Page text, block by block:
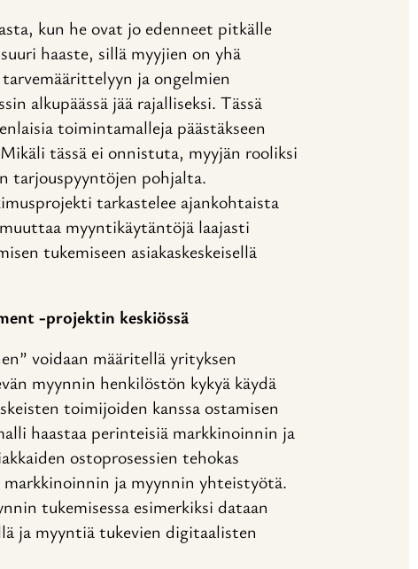
kun he ovat jo edenneet pitkälle
haaste, sillä myyjien on yhä
ja ongelmien
alkupäässä jää rajalliseksi. Tässä
toimintamalleja päästäkseen
tässä ei onnistuta, myyjän rooliksi
tarjouspyyntöjen pohjalta.
tarkastelee ajankohtaista
myyntikäytäntöjä laajasti
tukemiseen asiakaskeskeisellä
-projektin keskiössä
voidaan määritellä yrityksen
myynnin henkilöstön kykyä käydä
toimijoiden kanssa ostamisen
haastaa perinteisiä markkinoinnin ja
ostoprosessien tehokas
ja myynnin yhteistyötä.
tukemisessa esimerkiksi dataan
ja myyntiä tukevien digitaalisten